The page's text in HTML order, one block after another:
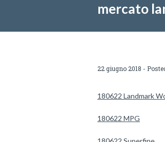
mercato
22 giugno 2018 -
180622 Landmark
180622 MPG